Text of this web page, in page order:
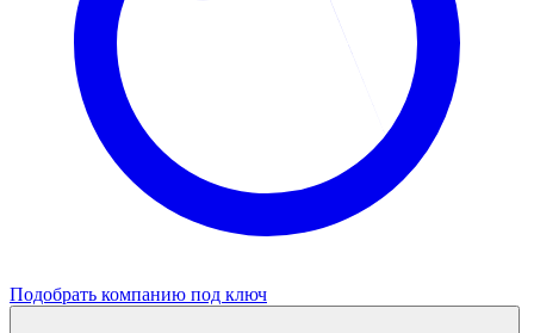
Подобрать компанию под ключ